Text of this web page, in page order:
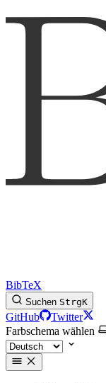
BibTeX
Suchen StrgK
GitHub
Twitter
Farbschema wählen